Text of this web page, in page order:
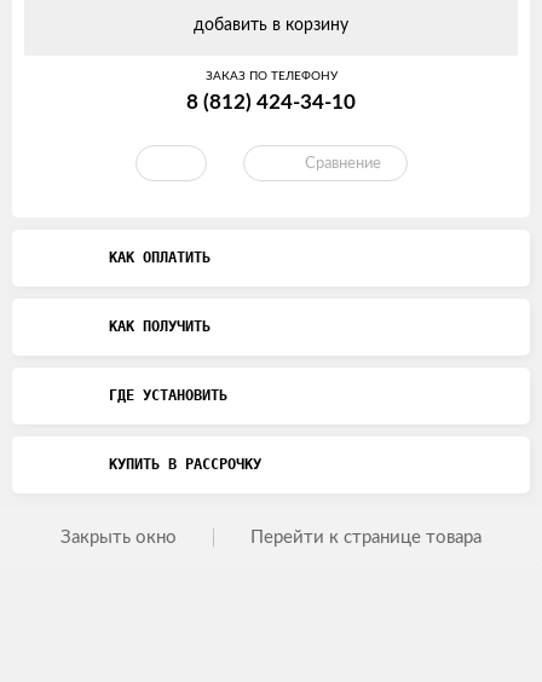
добавить в корзину
ЗАКАЗ ПО ТЕЛЕФОНУ
8 (812) 424-34-10
Сравнение
КАК ОПЛАТИТЬ
КАК ПОЛУЧИТЬ
ГДЕ УСТАНОВИТЬ
КУПИТЬ В РАССРОЧКУ
Закрыть окно Перейти к странице товара